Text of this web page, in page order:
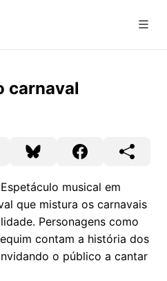
carnaval
musical em
que mistura os carnavais
Personagens como
contam a história dos
o público a cantar